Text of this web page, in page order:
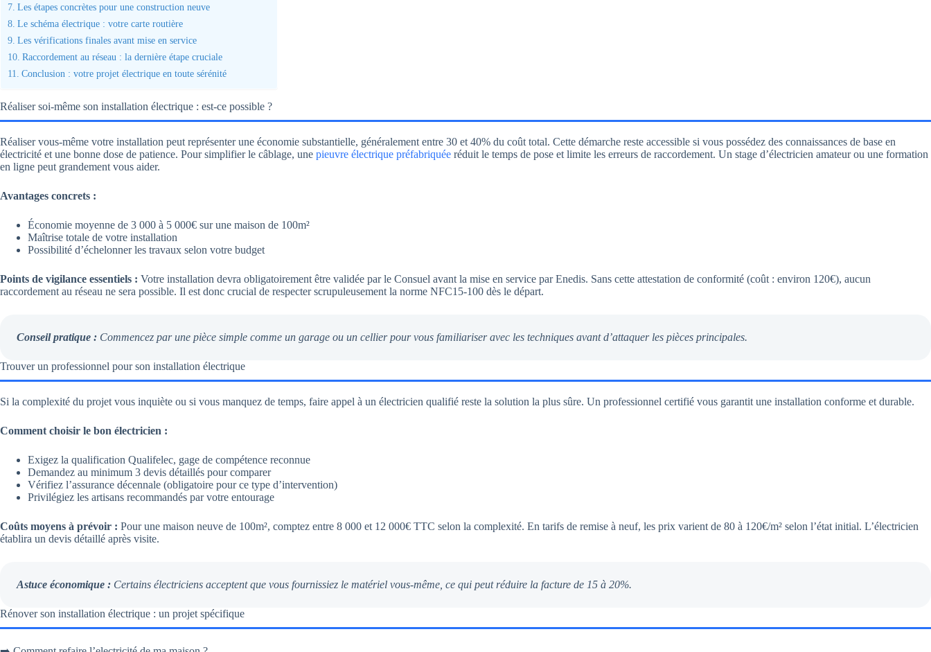
Les étapes concrètes pour une construction neuve
Le schéma électrique : votre carte routière
Les vérifications finales avant mise en service
Raccordement au réseau : la dernière étape cruciale
Conclusion : votre projet électrique en toute sérénité
Réaliser soi-même son installation électrique : est-ce possible ?
Réaliser vous-même votre installation peut représenter une économie substantielle, généralement entre 30 et 40% du coût total. Cette démarche reste accessible si vous possédez des connaissances de base en
électricité et une bonne dose de patience. Pour simplifier le câblage, une pieuvre électrique préfabriquée réduit le temps de pose et limite les erreurs de raccordement. Un stage d’électricien amateur ou une formation
en ligne peut grandement vous aider.
Avantages concrets :
Économie moyenne de 3 000 à 5 000€ sur une maison de 100m²
Maîtrise totale de votre installation
Possibilité d’échelonner les travaux selon votre budget
Points de vigilance essentiels : Votre installation devra obligatoirement être validée par le Consuel avant la mise en service par Enedis. Sans cette attestation de conformité (coût : environ 120€), aucun
raccordement au réseau ne sera possible. Il est donc crucial de respecter scrupuleusement la norme NFC15-100 dès le départ.
Conseil pratique : Commencez par une pièce simple comme un garage ou un cellier pour vous familiariser avec les techniques avant d’attaquer les pièces principales.
Trouver un professionnel pour son installation électrique
Si la complexité du projet vous inquiète ou si vous manquez de temps, faire appel à un électricien qualifié reste la solution la plus sûre. Un professionnel certifié vous garantit une installation conforme et durable.
Comment choisir le bon électricien :
Exigez la qualification Qualifelec, gage de compétence reconnue
Demandez au minimum 3 devis détaillés pour comparer
Vérifiez l’assurance décennale (obligatoire pour ce type d’intervention)
Privilégiez les artisans recommandés par votre entourage
Coûts moyens à prévoir : Pour une maison neuve de 100m², comptez entre 8 000 et 12 000€ TTC selon la complexité. En tarifs de remise à neuf, les prix varient de 80 à 120€/m² selon l’état initial. L’électricien
établira un devis détaillé après visite.
Astuce économique : Certains électriciens acceptent que vous fournissiez le matériel vous-même, ce qui peut réduire la facture de 15 à 20%.
Rénover son installation électrique : un projet spécifique